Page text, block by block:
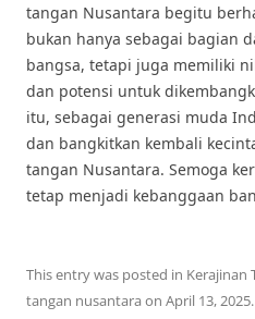
tangan Nusantara begitu
bukan hanya sebagai bagian
bangsa, tetapi juga memiliki
dan potensi untuk
itu, sebagai generasi muda
dan bangkitkan kembali
tangan Nusantara. Semoga
tetap menjadi kebanggaan
This entry was posted in Kerajinan
tangan nusantara on April 13, 2025.